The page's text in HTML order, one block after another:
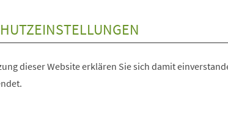
dieser Website erklären Sie sich damit